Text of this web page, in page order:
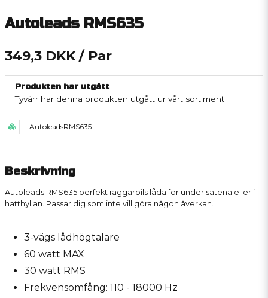
Autoleads RMS635
349,3 DKK / Par
Produkten har utgått
Tyvärr har denna produkten utgått ur vårt sortiment
AutoleadsRMS635
Beskrivning
Autoleads RMS635 perfekt raggarbils låda för under sätena eller i
hatthyllan. Passar dig som inte vill göra någon åverkan.
3-vägs lådhögtalare
60 watt MAX
30 watt RMS
Frekvensomfång: 110 - 18000 Hz